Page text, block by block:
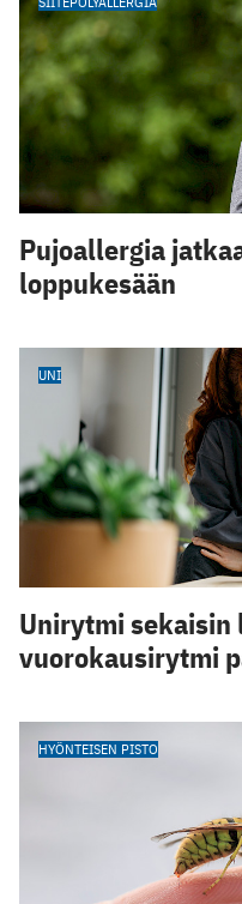
Pujoallergia
loppukesään
UNI
Unirytmi sekaisin
vuorokausirytmi
HYÖNTEISEN PISTO